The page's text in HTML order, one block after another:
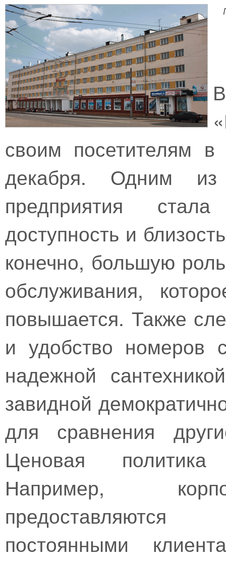
своим посетителям
декабря. Одним из
предприятия
доступность и
конечно, большую
обслуживания,
повышается. Также
и удобство номеров
надежной
завидной
для сравнения
Ценовая политика
Например,
постоянными